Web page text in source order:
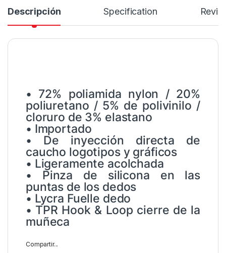
Descripción Specification
• 72% poliamida nylon / 20%
poliuretano / 5% de polivinilo /
cloruro de 3% elastano
• Importado
• De inyección directa de
caucho logotipos y gráficos
• Ligeramente acolchada
• Pinza de silicona en las
puntas de los dedos
• Lycra Fuelle dedo
• TPR Hook & Loop cierre de la
muñeca
Compartir...